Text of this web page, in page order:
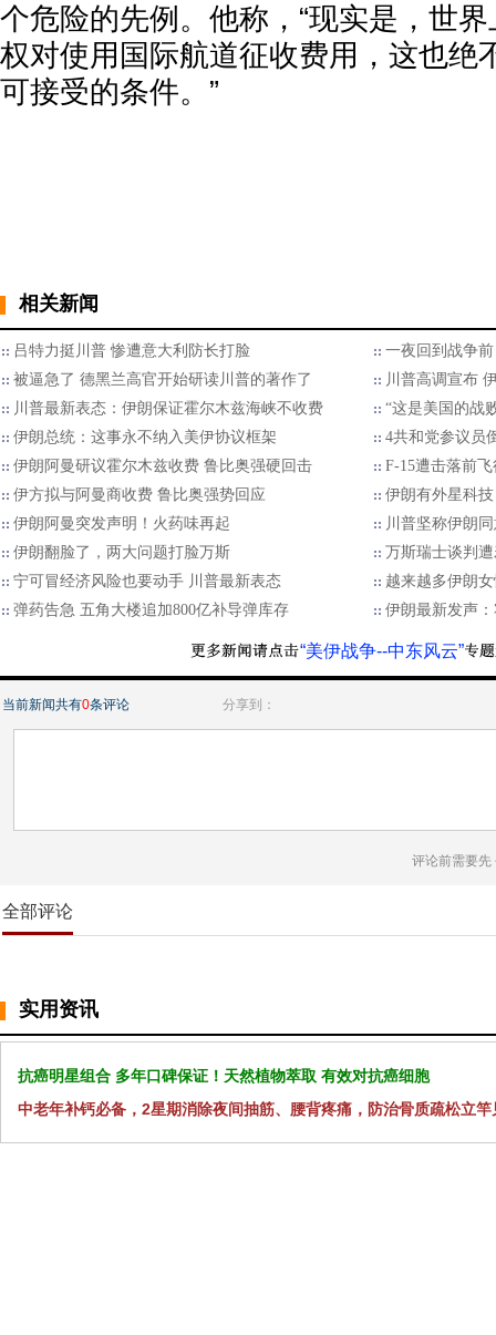
个危险的先例。他称，“现实是，世
权对使用国际航道征收费用，这也绝
可接受的条件。”
相关新闻
吕特力挺川普 惨遭意大利防长打脸
一夜回到战争
被逼急了 德黑兰高官开始研读川普的著作了
川普高调宣布
川普最新表态：伊朗保证霍尔木兹海峡不收费
“这是美国的战
伊朗总统：这事永不纳入美伊协议框架
4共和党参议员
伊朗阿曼研议霍尔木兹收费 鲁比奥强硬回击
F-15遭击落前
伊方拟与阿曼商收费 鲁比奥强势回应
伊朗有外星科
伊朗阿曼突发声明！火药味再起
川普坚称伊朗
伊朗翻脸了，两大问题打脸万斯
万斯瑞士谈判
宁可冒经济风险也要动手 川普最新表态
越来越多伊朗
弹药告急 五角大楼追加800亿补导弹库存
伊朗最新发声
“美伊战争--中东风云”
当前新闻共有0条评论 分享到：
评论前需要先
全部评论
实用资讯
抗癌明星组合 多年口碑保证！天然植物萃取 有效对抗癌细胞
中老年补钙必备，2星期消除夜间抽筋、腰背疼痛，防治骨质疏松立竿